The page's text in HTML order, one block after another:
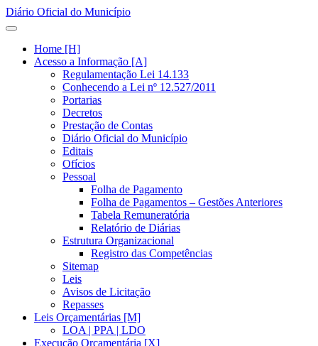
Diário Oficial do Município
Home [H]
Acesso a Informação [A]
Regulamentação Lei 14.133
Conhecendo a Lei nº 12.527/2011
Portarias
Decretos
Prestação de Contas
Diário Oficial do Município
Editais
Ofícios
Pessoal
Folha de Pagamento
Folha de Pagamentos – Gestões Anteriores
Tabela Remuneratória
Relatório de Diárias
Estrutura Organizacional
Registro das Competências
Sitemap
Leis
Avisos de Licitação
Repasses
Leis Orçamentárias [M]
LOA | PPA | LDO
Execução Orçamentária [X]